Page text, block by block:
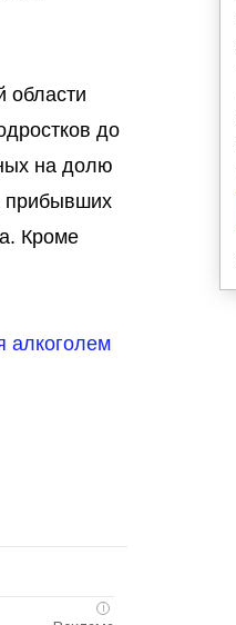
области
до
на долю
прибывших
Кроме
алкоголем
i